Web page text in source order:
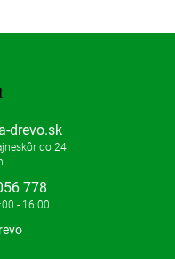
drevo.sk
778